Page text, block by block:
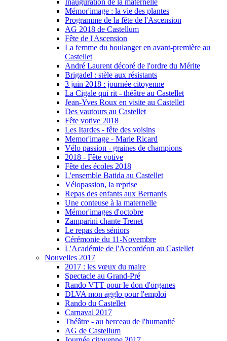
Inauguration de la maternelle
Mémor'image : la vie des plantes
Programme de la fête de l'Ascension
AG 2018 de Castellum
Fête de l'Ascension
La femme du boulanger en avant-première au
Castellet
André Laurent décoré de l'ordre du Mérite
Brigadel : stèle aux résistants
3 juin 2018 : journée citoyenne
La Cigale qui rit - théâtre au Castellet
Jean-Yves Roux en visite au Castellet
Des vautours au Castellet
Fête votive 2018
Les Itardes - fête des voisins
Memor'image - Marie Ricard
Vélo passion - graines de champions
2018 - Fête votive
Fête des écoles 2018
L'ensemble Batida au Castellet
Vélopassion, la reprise
Repas des enfants aux Bernards
Une conteuse à la maternelle
Mémor'images d'octobre
Zamparini chante Trenet
Le repas des séniors
Cérémonie du 11-Novembre
L'Académie de l'Accordéon au Castellet
Nouvelles 2017
2017 : les vœux du maire
Spectacle au Grand-Pré
Rando VTT pour le don d'organes
DLVA mon agglo pour l'emploi
Rando du Castellet
Carnaval 2017
Théâtre - au berceau de l'humanité
AG de Castellum